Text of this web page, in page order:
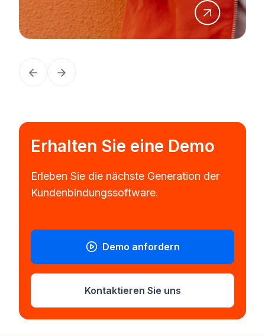
Erhalten Sie eine Demo
Erleben Sie die nächste Generation der
Kundenbindungssoftware.
Kontaktieren Sie uns
Demo anfordern